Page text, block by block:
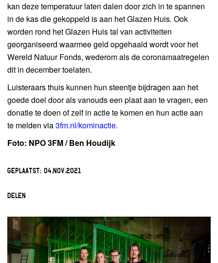
kan deze temperatuur laten dalen door zich in te spannen
in de kas die gekoppeld is aan het Glazen Huis. Ook
worden rond het Glazen Huis tal van activiteiten
georganiseerd waarmee geld opgehaald wordt voor het
Wereld Natuur Fonds, wederom als de coronamaatregelen
dit in december toelaten.
Luisteraars thuis kunnen hun steentje bijdragen aan het
goede doel door als vanouds een plaat aan te vragen, een
donatie te doen of zelf in actie te komen en hun actie aan
te melden via3fm.nl/kominactie.
Foto: NPO 3FM / Ben Houdijk
GEPLAATST: 04.NOV.2021
DELEN